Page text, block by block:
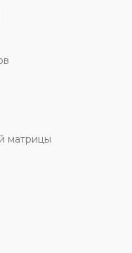
матрицы